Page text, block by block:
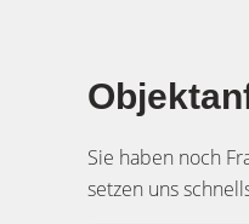
Sie haben noch
setzen uns